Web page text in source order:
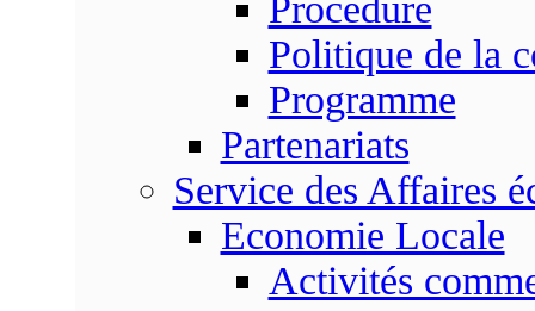
Procédure
Politique de la
Programme
Partenariats
Service des Affaires
Economie Locale
Activités